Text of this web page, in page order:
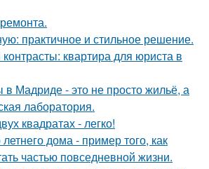
практичное и стильное решение.
квартира для юриста в
Мадриде - это не просто жильё, а
лаборатория.
квадратах - легко!
дома - пример того, как
частью повседневной жизни.